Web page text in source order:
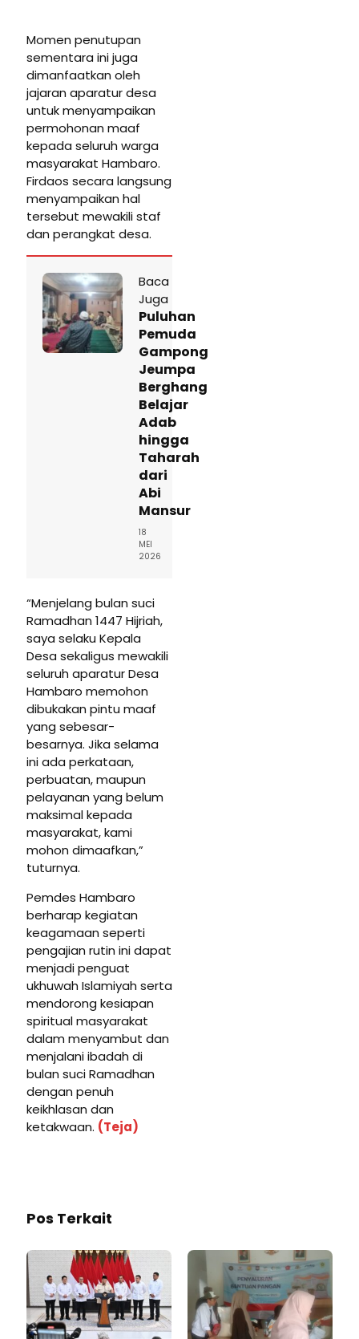
Momen penutupan
sementara ini juga
dimanfaatkan oleh
jajaran aparatur desa
untuk menyampaikan
permohonan maaf
kepada seluruh warga
masyarakat Hambaro.
Firdaos secara langsung
menyampaikan hal
tersebut mewakili staf
dan perangkat desa.
Baca
Juga
Puluhan
Pemuda
Gampong
Jeumpa
Berghang
Belajar
Adab
hingga
Taharah
dari
Abi
Mansur
18
MEI
2026
“Menjelang bulan suci
Ramadhan 1447 Hijriah,
saya selaku Kepala
Desa sekaligus mewakili
seluruh aparatur Desa
Hambaro memohon
dibukakan pintu maaf
yang sebesar-
besarnya. Jika selama
ini ada perkataan,
perbuatan, maupun
pelayanan yang belum
maksimal kepada
masyarakat, kami
mohon dimaafkan,”
tuturnya.
Pemdes Hambaro
berharap kegiatan
keagamaan seperti
pengajian rutin ini dapat
menjadi penguat
ukhuwah Islamiyah serta
mendorong kesiapan
spiritual masyarakat
dalam menyambut dan
menjalani ibadah di
bulan suci Ramadhan
dengan penuh
keikhlasan dan
ketakwaan. (Teja)
Pos Terkait